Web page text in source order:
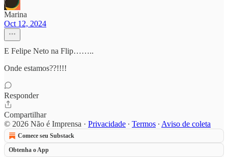
Marina
Oct 12, 2024
E Felipe Neto na Flip……..
Onde estamos??!!!!
Responder
Compartilhar
© 2026 Não é Imprensa · Privacidade ∙ Termos ∙ Aviso de coleta
Comece seu Substack
Obtenha o App